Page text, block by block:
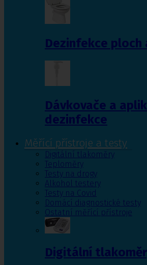
Dezinfekce ploch
Dávkovače a
dezinfekce
Měřící přístroje a testy
Digitální tlakoměry
Teploměry
Testy na drogy
Alkohol testery
Testy na Covid
Domácí diagnostické testy
Ostatní měřící přístroje
Digitální